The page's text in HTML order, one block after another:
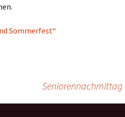
Sommerfest“
Seniorennachmittag